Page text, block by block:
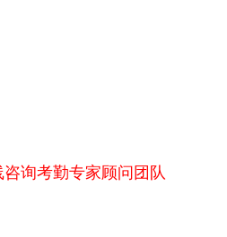
询考勤专家顾问团队